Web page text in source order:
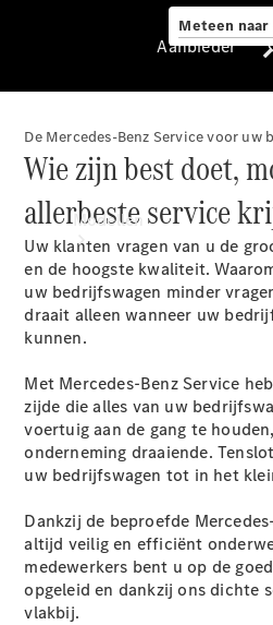
Meteen
Aanbieder
Modellen
Alle modellen
Elektrische
modellen
Sprinter
Aanbieder
De Mercedes-Benz Service voor uw
Wie zijn best doet,
allerbeste service
Uw klanten vragen van u de
en de hoogste kwaliteit.
uw bedrijfswagen minder
draait alleen wanneer uw
kunnen.
Met Mercedes-Benz Service
zijde die alles van uw
voertuig aan de gang te
onderneming draaiende.
uw bedrijfswagen tot in het
Dankzij de beproefde
altijd veilig en efficiënt
medewerkers bent u op de
opgeleid en dankzij ons dichte
vlakbij.